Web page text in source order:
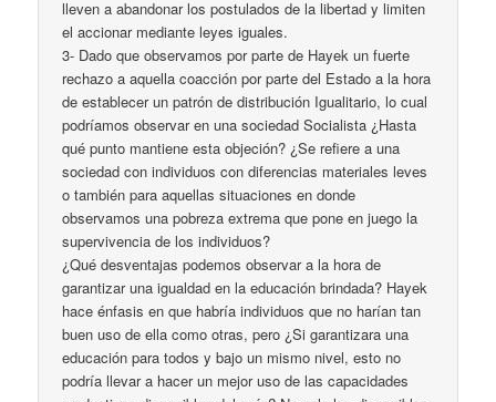
lleven a abandonar los postulados de la libertad y limiten
el accionar mediante leyes iguales.
3- Dado que observamos por parte de Hayek un fuerte
rechazo a aquella coacción por parte del Estado a la hora
de establecer un patrón de distribución Igualitario, lo cual
podríamos observar en una sociedad Socialista ¿Hasta
qué punto mantiene esta objeción? ¿Se refiere a una
sociedad con individuos con diferencias materiales leves
o también para aquellas situaciones en donde
observamos una pobreza extrema que pone en juego la
supervivencia de los individuos?
¿Qué desventajas podemos observar a la hora de
garantizar una igualdad en la educación brindada? Hayek
hace énfasis en que habría individuos que no harían tan
buen uso de ella como otras, pero ¿Si garantizara una
educación para todos y bajo un mismo nivel, esto no
podría llevar a hacer un mejor uso de las capacidades